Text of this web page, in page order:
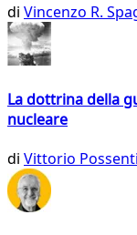
di Vincenzo R.
La dottrina della
nucleare
di Vittorio Possenti